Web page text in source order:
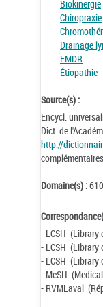
Biokinergie
Chiropraxie
Drainage
EMDR
Étiopathie
Source(s) :
Encycl.
Dict. de
http://
Domaine(s) :610
- LCSH (Library
- LCSH (Library
- LCSH (Library
- MeSH
- RVMLaval